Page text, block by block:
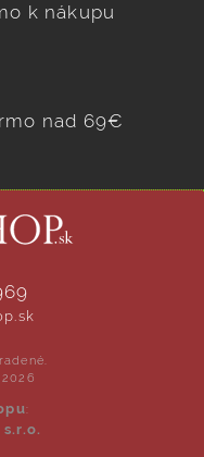
k nákupu
nad 69€
:
s.r.o.